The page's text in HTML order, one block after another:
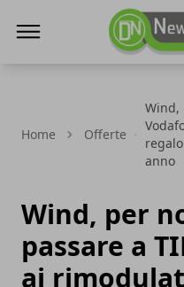
Home Offerte
Wind,
anno
Wind, per
passare a
ai